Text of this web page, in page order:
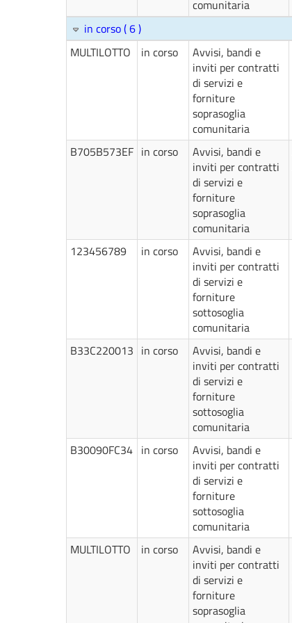
comunitaria
in corso ( 6 )
MULTILOTTO
in corso
Avvisi, bandi e
inviti per contratti
di servizi e
forniture
soprasoglia
comunitaria
B705B573EF in corso
Avvisi, bandi e
inviti per contratti
di servizi e
forniture
soprasoglia
comunitaria
123456789 in corso
Avvisi, bandi e
inviti per contratti
di servizi e
forniture
sottosoglia
comunitaria
B33C220013 in corso
Avvisi, bandi e
inviti per contratti
di servizi e
forniture
sottosoglia
comunitaria
B30090FC34 in corso
Avvisi, bandi e
inviti per contratti
di servizi e
forniture
sottosoglia
comunitaria
MULTILOTTO in corso
Avvisi, bandi e
inviti per contratti
di servizi e
forniture
soprasoglia